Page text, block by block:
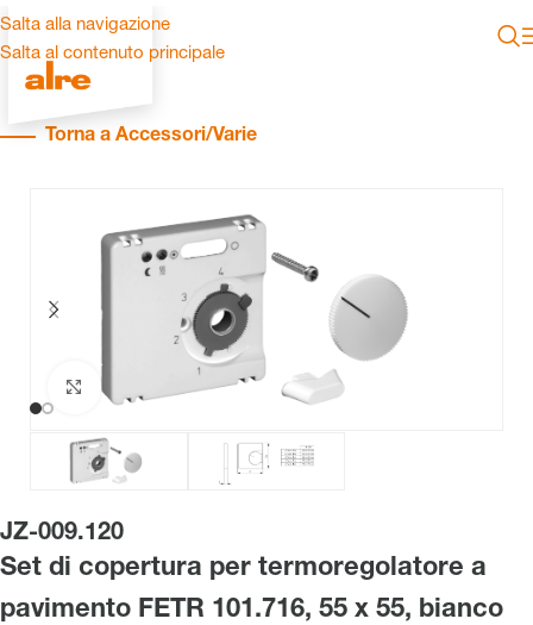
Salta alla navigazione
Salta al contenuto principale
Torna a Accessori/Varie
JZ-009.120
Set di copertura per termoregolatore a
pavimento FETR 101.716, 55 x 55, bianco
Clicca per ingrandire